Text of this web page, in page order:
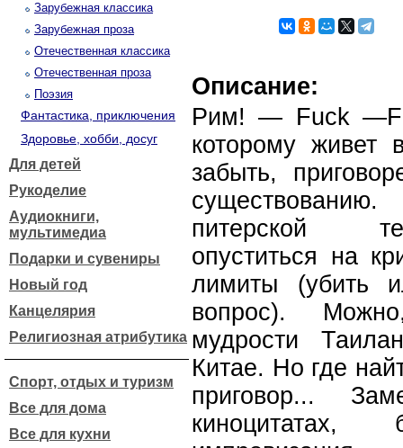
Зарубежная классика
Зарубежная проза
Отечественная классика
Отечественная проза
Поэзия
Фантастика, приключения
Здоровье, хобби, досуг
Для детей
Рукоделие
Аудиокниги,
мультимедиа
Подарки и сувениры
Новый год
Канцелярия
Религиозная атрибутика
Спорт, отдых и туризм
Все для дома
Все для кухни
Описание:
Рим! — Fuck
которому живет
забыть,
питерской
опуститься на
лимиты (убить
вопрос).
мудрости
Китае. Но где
приговор...
киноцитатах,